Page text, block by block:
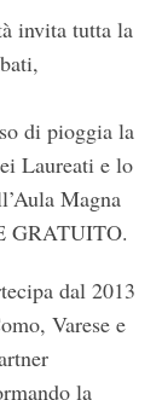
invita tutta la
di pioggia la
Laureati e lo
Magna
GRATUITO.
dal 2013
Varese e
la